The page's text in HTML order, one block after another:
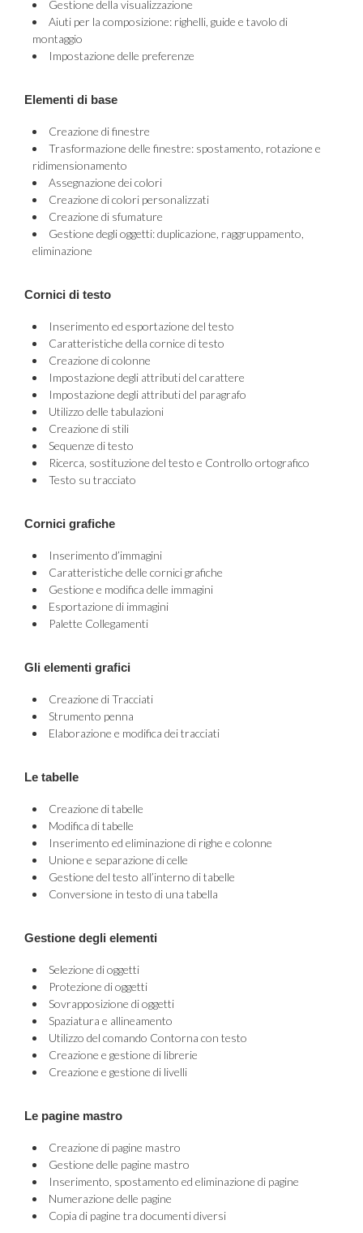
Gestione della visualizzazione
Aiuti per la composizione: righelli, guide e tavolo di
montaggio
Impostazione delle preferenze
Elementi di base
Creazione di finestre
Trasformazione delle finestre: spostamento, rotazione e
ridimensionamento
Assegnazione dei colori
Creazione di colori personalizzati
Creazione di sfumature
Gestione degli oggetti: duplicazione, raggruppamento,
eliminazione
Cornici di testo
Inserimento ed esportazione del testo
Caratteristiche della cornice di testo
Creazione di colonne
Impostazione degli attributi del carattere
Impostazione degli attributi del paragrafo
Utilizzo delle tabulazioni
Creazione di stili
Sequenze di testo
Ricerca, sostituzione del testo e Controllo ortografico
Testo su tracciato
Cornici grafiche
Inserimento d’immagini
Caratteristiche delle cornici grafiche
Gestione e modifica delle immagini
Esportazione di immagini
Palette Collegamenti
Gli elementi grafici
Creazione di Tracciati
Strumento penna
Elaborazione e modifica dei tracciati
Le tabelle
Creazione di tabelle
Modifica di tabelle
Inserimento ed eliminazione di righe e colonne
Unione e separazione di celle
Gestione del testo all’interno di tabelle
Conversione in testo di una tabella
Gestione degli elementi
Selezione di oggetti
Protezione di oggetti
Sovrapposizione di oggetti
Spaziatura e allineamento
Utilizzo del comando Contorna con testo
Creazione e gestione di librerie
Creazione e gestione di livelli
Le pagine mastro
Creazione di pagine mastro
Gestione delle pagine mastro
Inserimento, spostamento ed eliminazione di pagine
Numerazione delle pagine
Copia di pagine tra documenti diversi